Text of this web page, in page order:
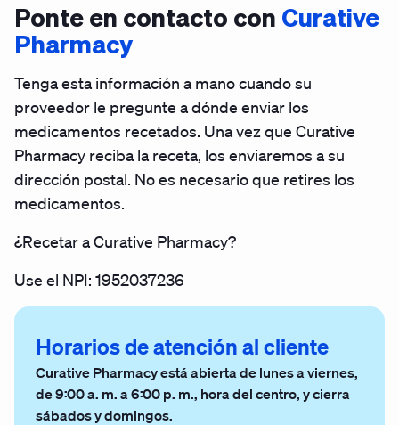
Ponte en contacto con Curative
Pharmacy
Tenga esta información a mano cuando su
proveedor le pregunte a dónde enviar los
medicamentos recetados. Una vez que Curative
Pharmacy reciba la receta, los enviaremos a su
dirección postal. No es necesario que retires los
medicamentos.
¿Recetar a Curative Pharmacy?
Use el NPI: 1952037236
Horarios de atención al cliente
Curative Pharmacy está abierta de lunes a viernes,
de 9:00 a. m. a 6:00 p. m., hora del centro, y cierra
sábados y domingos.